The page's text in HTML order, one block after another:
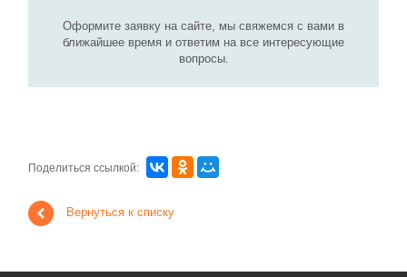
Оформите заявку на сайте, мы свяжемся с вами в
ближайшее время и ответим на все интересующие
вопросы.
Поделиться ссылкой:
Вернуться к списку